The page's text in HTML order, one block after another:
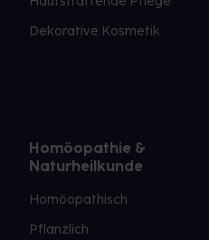
Dekorative Kosmetik
Homöopathie &
Naturheilkunde
Homöopathisch
Pflanzlich